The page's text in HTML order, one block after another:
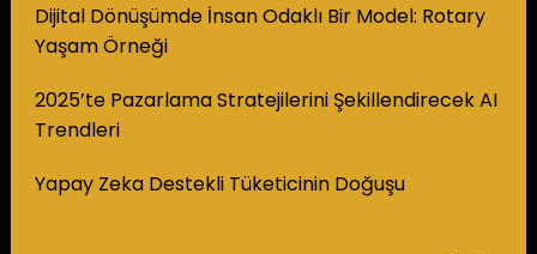
Dijital Dönüşümde İnsan Odaklı Bir Model: Rotary
Yaşam Örneği
2025’te Pazarlama Stratejilerini Şekillendirecek AI
Trendleri
Yapay Zeka Destekli Tüketicinin Doğuşu